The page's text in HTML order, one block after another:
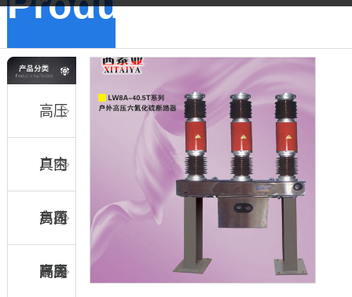
高压
真空
负荷
开关
户内
高压
隔离
户内
高压
户内